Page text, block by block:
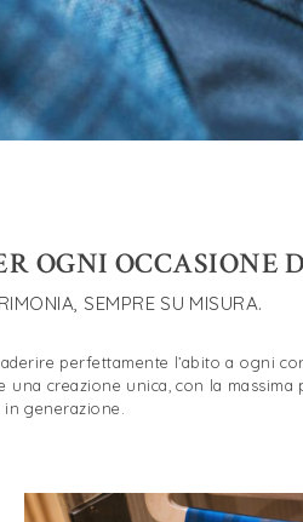
OGNI OCCASIONE
SEMPRE SU MISURA.
perfettamente l’abito a ogni
creazione unica, con la
generazione.